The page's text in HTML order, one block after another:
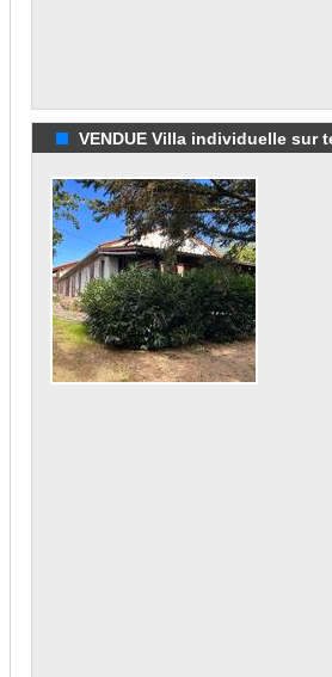
VENDUE Villa individuelle sur